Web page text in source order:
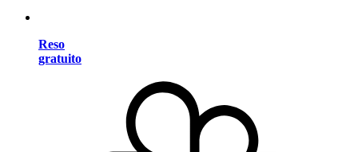
Reso
gratuito